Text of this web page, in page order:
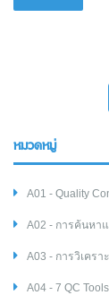
หมวดหมู่
A01 - Quality
A02 - การค้นหา
A03 - การวิเคร
A04 - 7 QC Tools